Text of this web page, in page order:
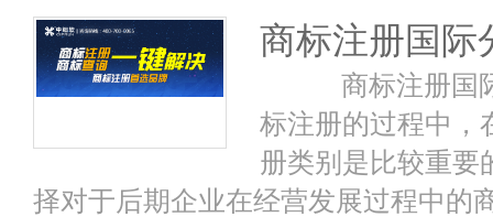
商标注册国际
商标注册国际
标注册的过程中，
册类别是比较重要
择对于后期企业在经营发展过程中的